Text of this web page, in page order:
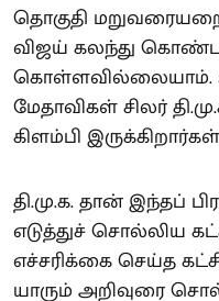
தொகுதி
விஜய் கலந்து கொண்ட
கொள்ளவில்லையாம்.
மேதாவிகள் சிலர்
கிளம்பி
தி.மு.க. தான் இந்தப்
எடுத்துச் சொல்லிய
எச்சரிக்கை செய்த
யாரும் அறிவுரை